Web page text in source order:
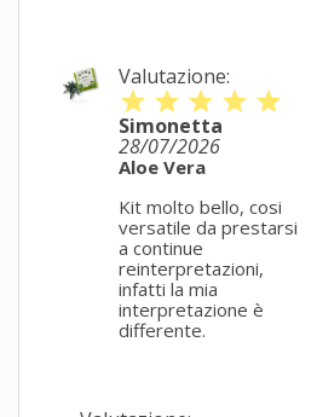
Valutazione:
star star star star star
Simonetta
28/07/2026
Aloe Vera
Kit molto bello, cosi
versatile da prestarsi
a continue
reinterpretazioni,
infatti la mia
interpretazione è
differente.